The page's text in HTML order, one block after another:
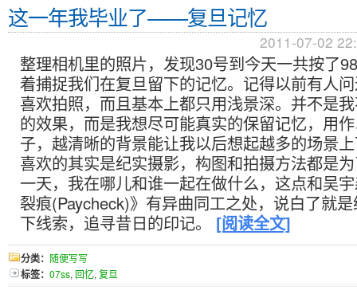
这一年我毕业了——复旦记忆
2011-07-02
整理相机里的照片，发现30号到今天一共按了
着捕捉我们在复旦留下的记忆。记得以前有人
喜欢拍照，而且基本上都只用浅景深。并不是
的效果，而是我想尽可能真实的保留记忆，用
子，越清晰的背景能让我以后想起越多的场景
喜欢的其实是纪实摄影，构图和拍摄方法都是
一天，我在哪儿和谁一起在做什么，这点和吴
裂痕(Paycheck)》有异曲同工之处，说白了就
下线索，追寻昔日的印记。 [阅读全文]
分类： 随便写写
标签： 07ss, 回忆, 复旦